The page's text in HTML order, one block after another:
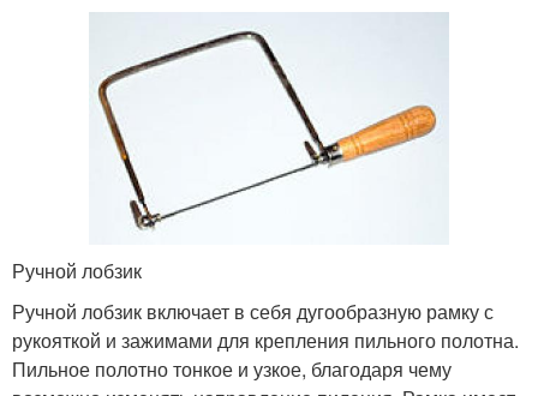
Ручной лобзик
Ручной лобзик включает в себя дугообразную рамку с
рукояткой и зажимами для крепления пильного полотна.
Пильное полотно тонкое и узкое, благодаря чему